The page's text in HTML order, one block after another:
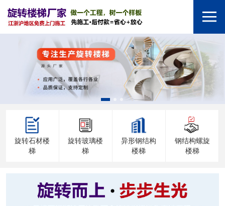
旋转石材楼
梯
旋转玻璃楼
梯
异形钢结构
楼梯
钢结构螺旋
楼梯